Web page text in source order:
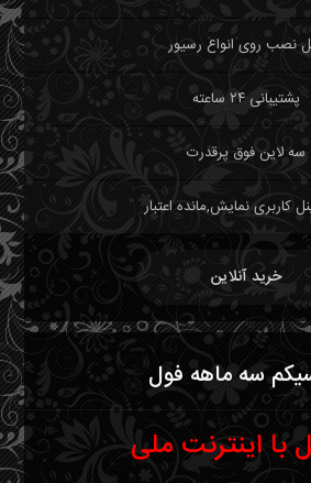
نصب روی انواع رسیور
پشتیبانی ۲۴ ساعته
سه لاین فوق پرقدرت
کاربری نمایش,مانده اعتبار
خرید آنلاین
سه ماهه فول
اینترنت ملی